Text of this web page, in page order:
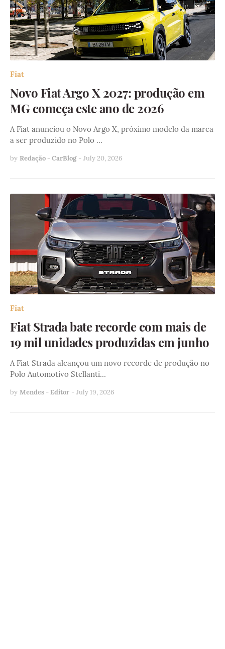
Fiat
Novo Fiat Argo X 2027: produção em
MG começa este ano de 2026
A Fiat anunciou o Novo Argo X, próximo modelo da marca
a ser produzido no Polo …
by Redação - CarBlog - July 20, 2026
Fiat
Fiat Strada bate recorde com mais de
19 mil unidades produzidas em junho
A Fiat Strada alcançou um novo recorde de produção no
Polo Automotivo Stellanti…
by Mendes - Editor - July 19, 2026